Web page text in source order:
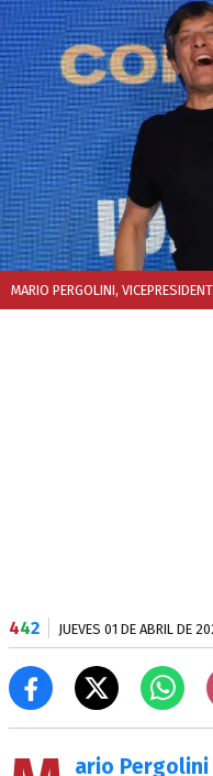
MARIO PERGOLINI,
442 JUEVES 01 DE ABRIL DE
ario Pergolini